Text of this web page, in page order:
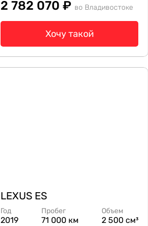
2 782 070 ₽ во Владивостоке
Хочу такой
LEXUS ES
Год
2019
Пробег
71 000 км
Объем
2 500 см³